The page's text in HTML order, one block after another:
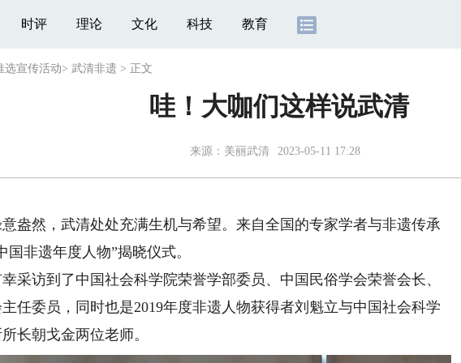
时评 理论 文化 科技 教育
选宣传活动> 武清非遗 > 正文
哇！大咖们这样说武清
来源： 美丽武清 2023-05-11 17:28
然，武清处处充满生机与希望。来自全国的专家学者与非遗传承
国非遗年度人物”揭晓仪式。
访到了中国社会科学院荣誉学部委员、中国民俗学会荣誉会长、
任委员，同时也是2019年度非遗人物获得者刘魁立与中国社会科学
长朝戈金两位老师。